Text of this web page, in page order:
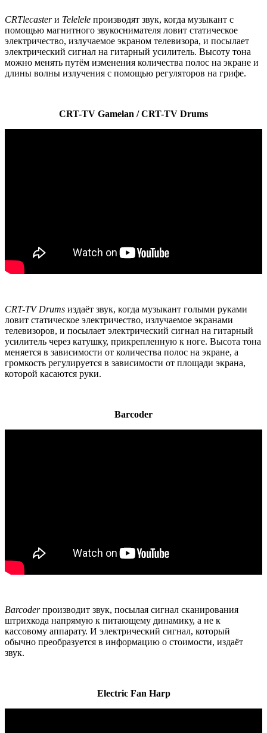
CRTlecasterи Telelele производят звук, когда музыкант с
помощью магнитного звукоснимателя ловит статическое
электричество, излучаемое экраном телевизора, и посылает
электрический сигнал на гитарный усилитель. Высоту тона
можно менять путём изменения количества полос на экране и
длины волны излучения с помощью регуляторов на грифе.
CRT-TV Gamelan / CRT-TV Drums
CRT-TV Drums издаёт звук, когда музыкант голыми руками
ловит статическое электричество, излучаемое экранами
телевизоров, и посылает электрический сигнал на гитарный
усилитель через катушку, прикрепленную к ноге. Высота тона
меняется в зависимости от количества полос на экране, а
громкость регулируется в зависимости от площади экрана,
которой касаются руки.
Barcoder
Barcoderпроизводит звук, посылая сигнал сканирования
штрихкода напрямую к питающему динамику, а не к
кассовому аппарату. И электрический сигнал, который
обычно преобразуется в информацию о стоимости, издаёт
звук.
Electric Fan Harp